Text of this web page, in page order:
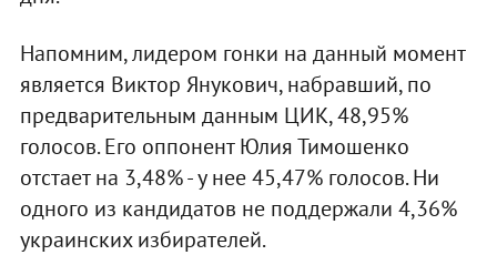
Напомним, лидером гонки на данный момент
является Виктор Янукович, набравший, по
предварительным данным ЦИК, 48,95%
голосов. Его оппонент Юлия Тимошенко
отстает на 3,48% - у нее 45,47% голосов. Ни
одного из кандидатов не поддержали 4,36%
украинских избирателей.